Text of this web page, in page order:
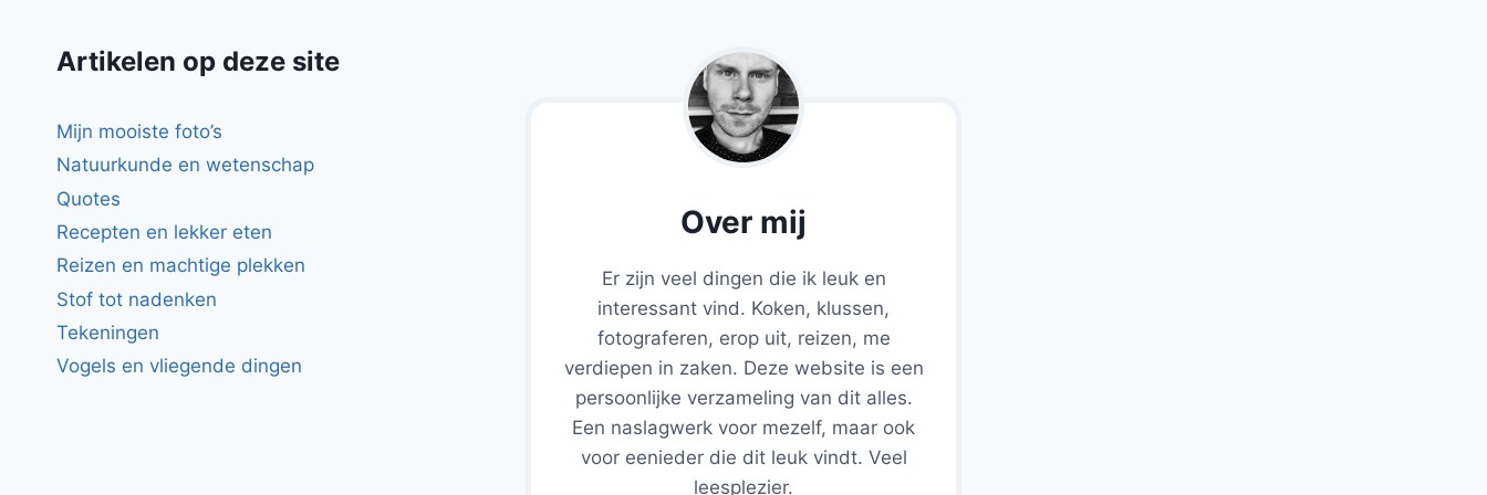
Artikelen op deze site
Mijn mooiste foto’s
Natuurkunde en wetenschap
Quotes
Recepten en lekker eten
Reizen en machtige plekken
Stof tot nadenken
Tekeningen
Vogels en vliegende dingen
Over mij
Er zijn veel dingen die ik leuk en
interessant vind. Koken, klussen,
fotograferen, erop uit, reizen, me
verdiepen in zaken. Deze website is een
persoonlijke verzameling van dit alles.
Een naslagwerk voor mezelf, maar ook
voor eenieder die dit leuk vindt. Veel
leesplezier.